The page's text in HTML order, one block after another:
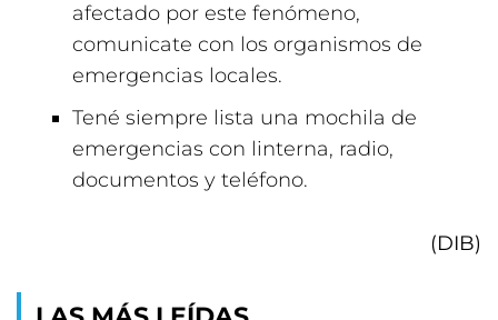
afectado por este fenómeno,
comunicate con los organismos de
emergencias locales.
Tené siempre lista una mochila de
emergencias con linterna, radio,
documentos y teléfono.
(DIB)